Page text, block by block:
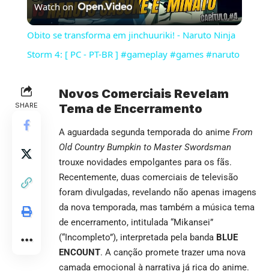
Video
Watch on
Obito se transforma em jinchuuriki! - Naruto Ninja
Storm 4: [ PC - PT-BR ] #gameplay #games #naruto
SHARE
Novos Comerciais Revelam
Tema de Encerramento
A aguardada segunda temporada do anime From
Old Country Bumpkin to Master Swordsman
trouxe novidades empolgantes para os fãs.
Recentemente, duas comerciais de televisão
foram divulgadas, revelando não apenas imagens
da nova temporada, mas também a música tema
de encerramento, intitulada “Mikansei”
(“Incompleto”), interpretada pela banda BLUE
ENCOUNT. A canção promete trazer uma nova
camada emocional à narrativa já rica do anime.